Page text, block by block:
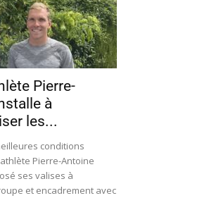
Pierre-
à
les...
conditions
Pierre-Antoine
ses valises à
et encadrement avec